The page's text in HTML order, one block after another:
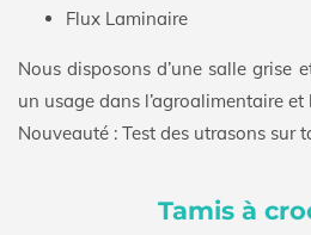
Flux Laminaire
Nous disposons d’une salle grise
un usage dans l’agroalimentaire
Nouveauté : Test des utrasons sur
Tamis à